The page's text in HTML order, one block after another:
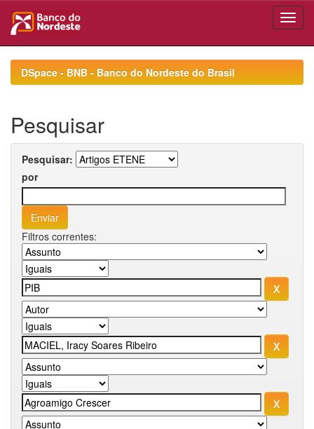
navigationDSpace - BNB - Banco do Nordeste do Brasil
Pesquisar
Pesquisar:
por
Filtros correntes: